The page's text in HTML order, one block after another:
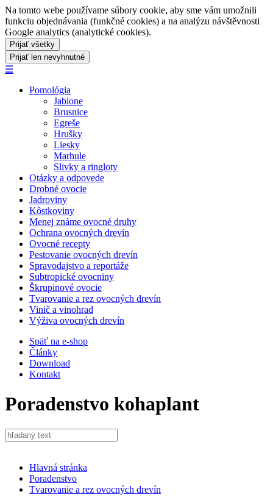
Na tomto webe používame súbory cookie, aby sme vám umožnili
funkciu objednávania (funkčné cookies) a na analýzu návštěvnosti
Google analytics (analytické cookies).
☰
Pomológia
Jablone
Brusnice
Egreše
Hrušky
Liesky
Marhule
Slivky a ringloty
Otázky a odpovede
Drobné ovocie
Jadroviny
Kôstkoviny
Menej známe ovocné druhy
Ochrana ovocných drevín
Ovocné recepty
Pestovanie ovocných drevín
Spravodajstvo a reportáže
Subtropické ovocniny
Škrupinové ovocie
Tvarovanie a rez ovocných drevín
Vinič a vinohrad
Výživa ovocných drevín
Späť na e-shop
Články
Download
Kontakt
Poradenstvo kohaplant
Hlavná stránka
Poradenstvo
Tvarovanie a rez ovocných drevín